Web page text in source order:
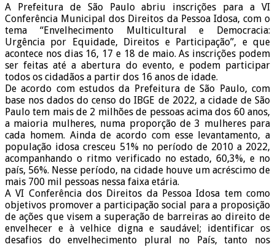
A Prefeitura de São Paulo abriu inscrições para a VI
Conferência Municipal dos Direitos da Pessoa Idosa, com o
tema “Envelhecimento Multicultural e Democracia:
Urgência por Equidade, Direitos e Participação”, e que
acontece nos dias 16, 17 e 18 de maio. As inscrições podem
ser feitas até a abertura do evento, e podem participar
todos os cidadãos a partir dos 16 anos de idade.
De acordo com estudos da Prefeitura de São Paulo, com
base nos dados do censo do IBGE de 2022, a cidade de São
Paulo tem mais de 2 milhões de pessoas acima dos 60 anos,
a maioria mulheres, numa proporção de 3 mulheres para
cada homem. Ainda de acordo com esse levantamento, a
população idosa cresceu 51% no período de 2010 a 2022,
acompanhando o ritmo verificado no estado, 60,3%, e no
país, 56%. Nesse período, na cidade houve um acréscimo de
mais 700 mil pessoas nessa faixa etária.
A VI Conferência dos Direitos da Pessoa Idosa tem como
objetivos promover a participação social para a proposição
de ações que visem a superação de barreiras ao direito de
envelhecer e à velhice digna e saudável; identificar os
desafios do envelhecimento plural no País, tanto nos